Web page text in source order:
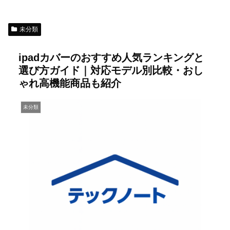
未分類
ipadカバーのおすすめ人気ランキングと
選び方ガイド｜対応モデル別比較・おし
ゃれ高機能商品も紹介
未分類